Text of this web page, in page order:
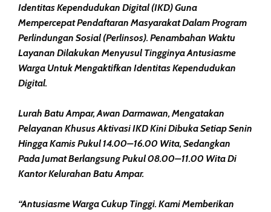
Identitas Kependudukan Digital (IKD) Guna
Mempercepat Pendaftaran Masyarakat Dalam Program
Perlindungan Sosial (Perlinsos). Penambahan Waktu
Layanan Dilakukan Menyusul Tingginya Antusiasme
Warga Untuk Mengaktifkan Identitas Kependudukan
Digital.
Lurah Batu Ampar, Awan Darmawan, Mengatakan
Pelayanan Khusus Aktivasi IKD Kini Dibuka Setiap Senin
Hingga Kamis Pukul 14.00–16.00 Wita, Sedangkan
Pada Jumat Berlangsung Pukul 08.00–11.00 Wita Di
Kantor Kelurahan Batu Ampar.
“Antusiasme Warga Cukup Tinggi. Kami Memberikan